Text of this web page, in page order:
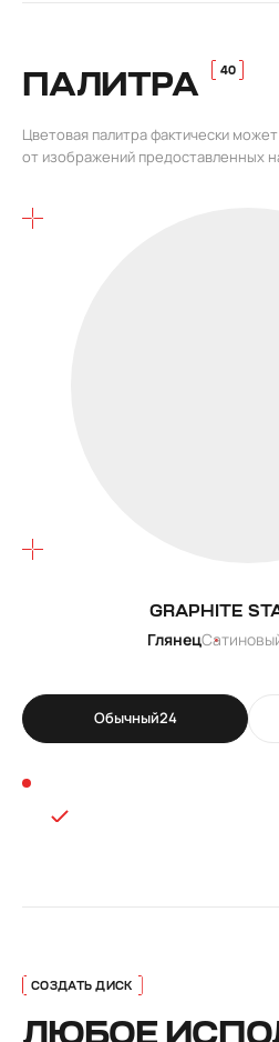
ПАЛИТРА
Цветовая палитра фактически
от изображений предоставленных
Обычный24
GRAPHITE
Глянец
ЛЮБОЕ